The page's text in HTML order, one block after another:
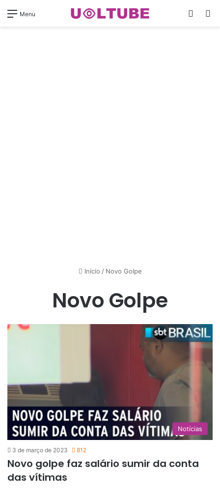
Menu
Início / Novo Golpe
Novo Golpe
Notícias
3 de março de 2023 812
Novo golpe faz salário sumir da conta
das vítimas